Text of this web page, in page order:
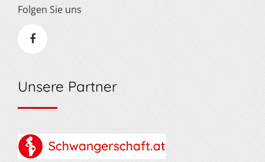
Folgen Sie uns
Unsere Partner